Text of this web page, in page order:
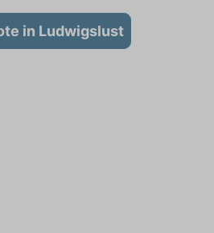
in Ludwigslust